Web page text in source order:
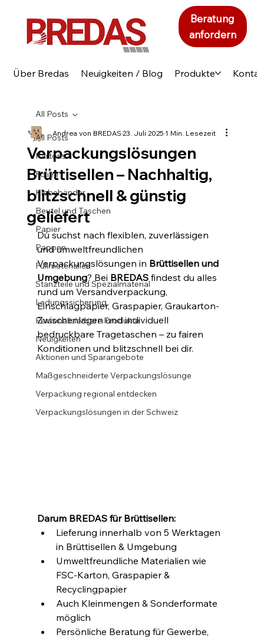
Über Bredas Neuigkeiten / Blog Produkte
Beratung
anfordern
All Posts
Kartons
Folien
Klebebänder
Beutel und Taschen
Papier
Pappen
Füllmaterialien
Stanzteile und Spezialmaterial
Ladungssicherung
Personalisierbare Produkte
Neuigkeiten
Aktionen und Sparangebote
Maßgeschneiderte Verpackungslösunge
Verpackung regional entdecken
Verpackungslösungen in der Schweiz
All Posts
Verpackungslösungen
Brüttisellen – Nachhaltig,
blitzschnell & günstig
geliefert
Andrea von BREDAS23. Juli 20251 Min. Lesezeit
Du suchst nach flexiblen, zuverlässigen
und umweltfreundlichen
Verpackungslösungen in Brüttisellen und
Umgebung? Bei BREDAS findest du alles
rund um Versandverpackung,
Einschlagpapier, Graspapier, Graukarton-
Zwischenlagen und individuell
bedruckbare Tragetaschen – zu fairen
Konditionen und blitzschnell bei dir.
Darum BREDAS für Brüttisellen:
Lieferung innerhalb von 5 Werktagen
in Brüttisellen & Umgebung
Umweltfreundliche Materialien wie
FSC-Karton, Graspapier &
Recyclingpapier
Auch Kleinmengen & Sonderformate
möglich
Persönliche Beratung für Gewerbe,